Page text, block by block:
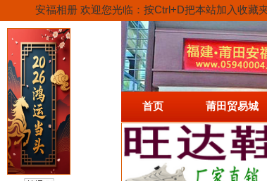
安福相册 欢迎您光临：按Ctrl+D把本站加入收藏
首页 莆田贸易城